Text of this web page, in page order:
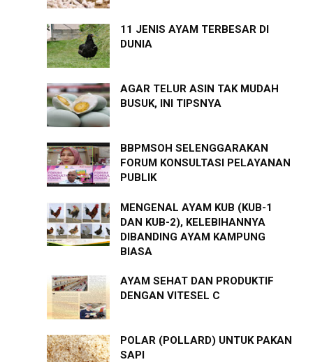
11 JENIS AYAM TERBESAR DI
DUNIA
AGAR TELUR ASIN TAK MUDAH
BUSUK, INI TIPSNYA
BBPMSOH SELENGGARAKAN
FORUM KONSULTASI PELAYANAN
PUBLIK
MENGENAL AYAM KUB (KUB-1
DAN KUB-2), KELEBIHANNYA
DIBANDING AYAM KAMPUNG
BIASA
AYAM SEHAT DAN PRODUKTIF
DENGAN VITESEL C
POLAR (POLLARD) UNTUK PAKAN
SAPI